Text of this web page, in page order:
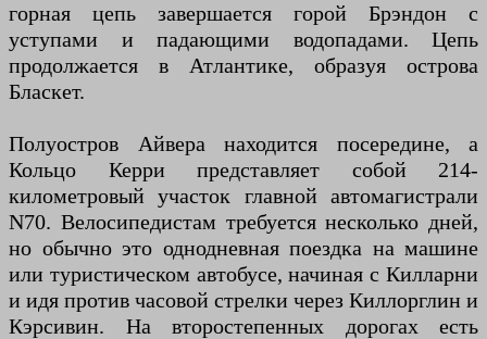
горная цепь завершается горой Брэндон с
уступами и падающими водопадами. Цепь
продолжается в Атлантике, образуя острова
Бласкет.
Полуостров Айвера находится посередине, а
Кольцо Керри представляет собой 214-
километровый участок главной автомагистрали
N70. Велосипедистам требуется несколько дней,
но обычно это однодневная поездка на машине
или туристическом автобусе, начиная с Килларни
и идя против часовой стрелки через Киллорглин и
Кэрсивин. На второстепенных дорогах есть